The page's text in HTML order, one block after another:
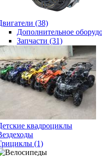
(38)
Дополнительное
Запчасти (31)
квадроциклы
(1)